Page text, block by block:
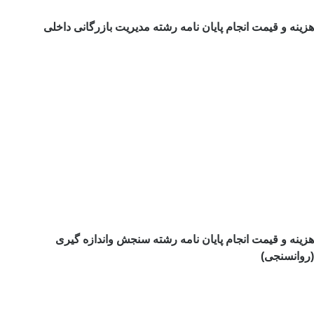
هزینه و قیمت انجام پایان نامه رشته مدیریت بازرگانی داخلی
هزینه و قیمت انجام پایان نامه رشته سنجش واندازه گیری
(روانسنجی)